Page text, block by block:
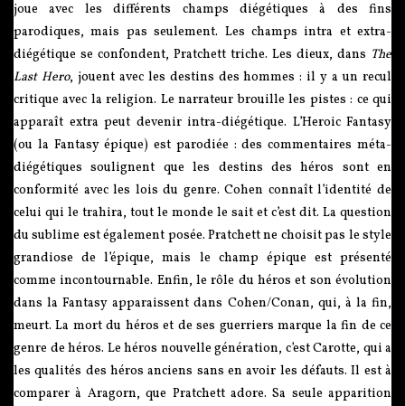
joue avec les différents champs diégétiques à des fins
parodiques, mais pas seulement. Les champs intra et extra-
diégétique se confondent, Pratchett triche. Les dieux, dans The
Last Hero, jouent avec les destins des hommes : il y a un recul
critique avec la religion. Le narrateur brouille les pistes : ce qui
apparaît extra peut devenir intra-diégétique. L’Heroic Fantasy
(ou la Fantasy épique) est parodiée : des commentaires méta-
diégétiques soulignent que les destins des héros sont en
conformité avec les lois du genre. Cohen connaît l’identité de
celui qui le trahira, tout le monde le sait et c’est dit. La question
du sublime est également posée. Pratchett ne choisit pas le style
grandiose de l’épique, mais le champ épique est présenté
comme incontournable. Enfin, le rôle du héros et son évolution
dans la Fantasy apparaissent dans Cohen/Conan, qui, à la fin,
meurt. La mort du héros et de ses guerriers marque la fin de ce
genre de héros. Le héros nouvelle génération, c’est Carotte, qui a
les qualités des héros anciens sans en avoir les défauts. Il est à
comparer à Aragorn, que Pratchett adore. Sa seule apparition